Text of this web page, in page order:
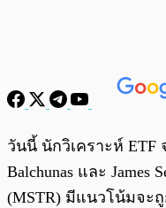
พร้อมเล่น
วันนี้ นักวิเคราะห์ ETF
Balchunas และ James
(MSTR) มีแนวโน้มจะถู